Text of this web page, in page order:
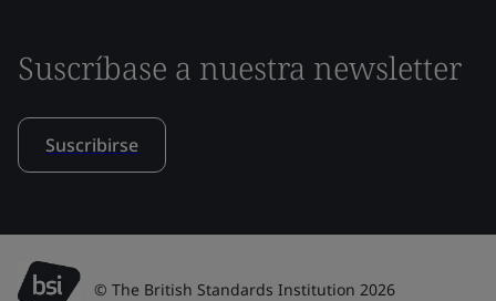
Suscríbase a nuestra newsletter
Suscribirse
© The British Standards Institution 2026